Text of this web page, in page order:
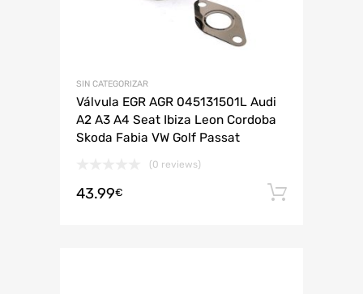
SIN CATEGORIZAR
Válvula EGR AGR 045131501L Audi
A2 A3 A4 Seat Ibiza Leon Cordoba
Skoda Fabia VW Golf Passat
(0 reviews)
43.99€